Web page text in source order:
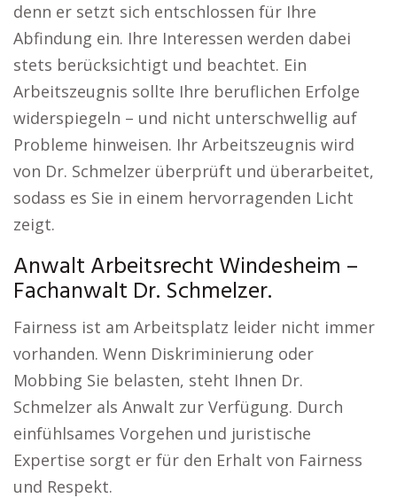
denn er setzt sich entschlossen für Ihre
Abfindung ein. Ihre Interessen werden dabei
stets berücksichtigt und beachtet. Ein
Arbeitszeugnis sollte Ihre beruflichen Erfolge
widerspiegeln – und nicht unterschwellig auf
Probleme hinweisen. Ihr Arbeitszeugnis wird
von Dr. Schmelzer überprüft und überarbeitet,
sodass es Sie in einem hervorragenden Licht
zeigt.
Anwalt Arbeitsrecht Windesheim –
Fachanwalt Dr. Schmelzer.
Fairness ist am Arbeitsplatz leider nicht immer
vorhanden. Wenn Diskriminierung oder
Mobbing Sie belasten, steht Ihnen Dr.
Schmelzer als Anwalt zur Verfügung. Durch
einfühlsames Vorgehen und juristische
Expertise sorgt er für den Erhalt von Fairness
und Respekt.